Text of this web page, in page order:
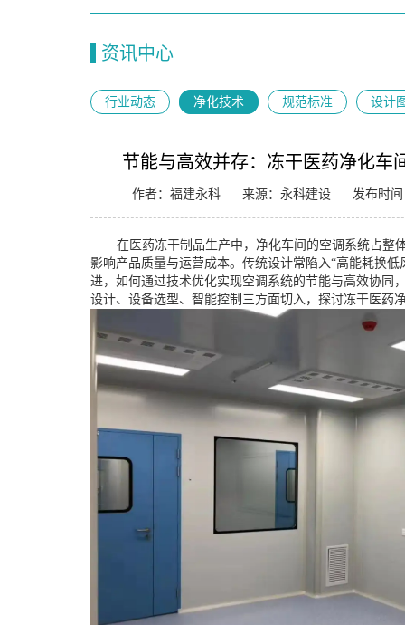
资讯中心
行业动态 净化技术 规范标准 设计
节能与高效并存：冻干医药净化车
作者：福建永科 来源：永科建设 发布时间
在医药冻干制品生产中，净化车间的空调系统占整
影响产品质量与运营成本。传统设计常陷入“高能耗换
进，如何通过技术优化实现空调系统的节能与高效协同
设计、设备选型、智能控制三方面切入，探讨冻干医药